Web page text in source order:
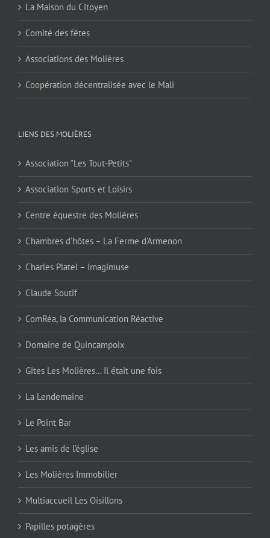
La Maison du Citoyen
Comité des fêtes
Associations des Molières
Coopération décentralisée avec le Mali
LIENS DES MOLIÈRES
Association "Les Tout-Petits"
Association Sports et Loisirs
Centre équestre des Molières
Chambres d'hôtes – La Ferme d'Armenon
Charles Platel – Imagimuse
Claude Soutif
ComRéa, la Communication Réactive
Domaine de Quincampoix
Gîtes Les Molières… Il était une fois
La Lendemaine
Le Point Bar
Les amis de l'église
Les Molières Immobilier
Multiaccueil Les Oisillons
Papilles potagères